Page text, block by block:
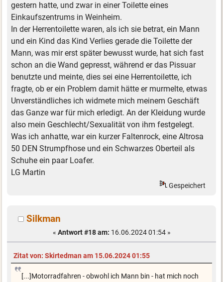
gestern hatte, und zwar in einer Toilette eines
Einkaufszentrums in Weinheim.
In der Herrentoilette waren, als ich sie betrat, ein Mann
und ein Kind das Kind Verlies gerade die Toilette der
Mann, was mir erst später bewusst wurde, hat sich fast
schon an die Wand gepresst, während er das Pissuar
benutzte und meinte, dies sei eine Herrentoilette, ich
fragte, ob er ein Problem damit hätte er murmelte, etwas
Unverständliches ich widmete mich meinem Geschäft
das Ganze war für mich erledigt. An der Kleidung wurde
also mein Geschlecht/Sexualität von ihm festgelegt.
Was ich anhatte, war ein kurzer Faltenrock, eine Altrosa
50 DEN Strumpfhose und ein Schwarzes Oberteil als
Schuhe ein paar Loafer.
LG Martin
Gespeichert
Silkman
« Antwort #18 am: 16.06.2024 01:54 »
Zitat von: Skirtedman am 15.06.2024 01:55
[...]Motorradfahren - obwohl ich Mann bin - hat mich noch